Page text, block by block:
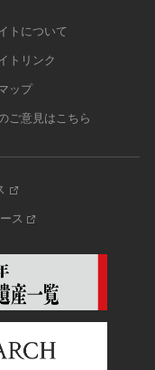
トについて
トリンク
ップ
ご意見はこちら
ス